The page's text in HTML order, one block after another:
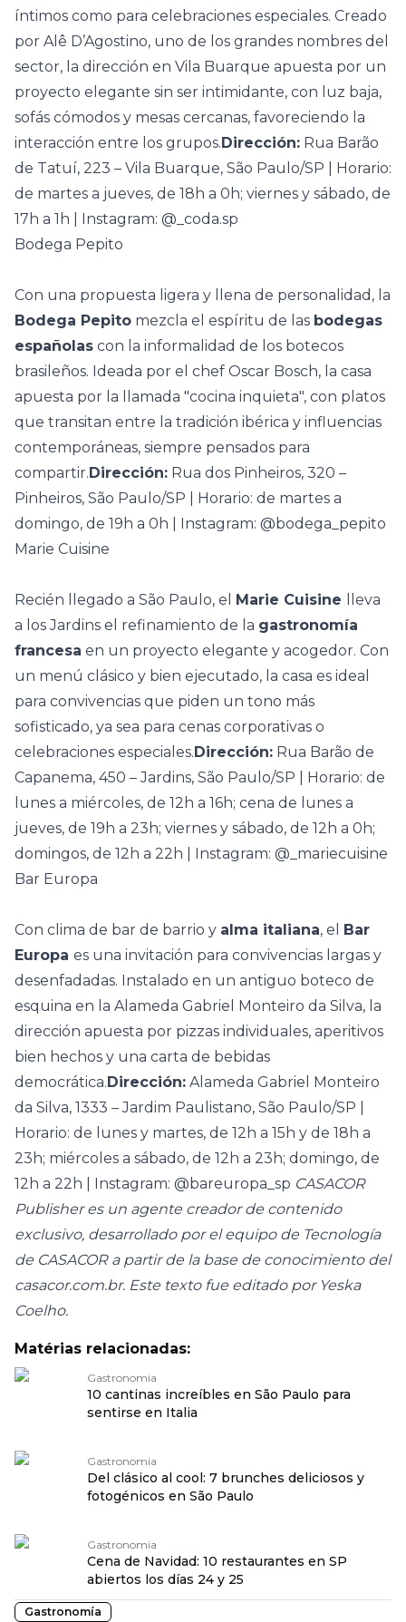
íntimos como para celebraciones especiales. Creado
por Alê D’Agostino, uno de los grandes nombres del
sector, la dirección en Vila Buarque apuesta por un
proyecto elegante sin ser intimidante, con luz baja,
sofás cómodos y mesas cercanas, favoreciendo la
interacción entre los grupos.Dirección: Rua Barão
de Tatuí, 223 – Vila Buarque, São Paulo/SP | Horario:
de martes a jueves, de 18h a 0h; viernes y sábado, de
17h a 1h | Instagram: @_coda.sp
Bodega Pepito
Con una propuesta ligera y llena de personalidad, la
Bodega Pepito mezcla el espíritu de las bodegas
españolas con la informalidad de los botecos
brasileños. Ideada por el chef Oscar Bosch, la casa
apuesta por la llamada "cocina inquieta", con platos
que transitan entre la tradición ibérica y influencias
contemporáneas, siempre pensados para
compartir.Dirección: Rua dos Pinheiros, 320 –
Pinheiros, São Paulo/SP | Horario: de martes a
domingo, de 19h a 0h | Instagram: @bodega_pepito
Marie Cuisine
Recién llegado a São Paulo, el Marie Cuisine
lleva
a los Jardins el refinamiento de la gastronomía
francesa en un proyecto elegante y acogedor. Con
un menú clásico y bien ejecutado, la casa es ideal
para convivencias que piden un tono más
sofisticado, ya sea para cenas corporativas o
celebraciones especiales.Dirección: Rua Barão de
Capanema, 450 – Jardins, São Paulo/SP | Horario: de
lunes a miércoles, de 12h a 16h; cena de lunes a
jueves, de 19h a 23h; viernes y sábado, de 12h a 0h;
domingos, de 12h a 22h | Instagram: @_mariecuisine
Bar Europa
Con clima de bar de barrio y alma italiana, el Bar
Europa es una invitación para convivencias largas y
desenfadadas. Instalado en un antiguo boteco de
esquina en la Alameda Gabriel Monteiro da Silva, la
dirección apuesta por pizzas individuales, aperitivos
bien hechos y una carta de bebidas
democrática.Dirección: Alameda Gabriel Monteiro
da Silva, 1333 – Jardim Paulistano, São Paulo/SP |
Horario: de lunes y martes, de 12h a 15h y de 18h a
23h; miércoles a sábado, de 12h a 23h; domingo, de
12h a 22h | Instagram: @bareuropa_sp CASACOR
Publisher es un agente creador de contenido
exclusivo, desarrollado por el equipo de Tecnología
de CASACOR a partir de la base de conocimiento del
casacor.com.br. Este texto fue editado por Yeska
Coelho.
Matérias relacionadas:
Gastronomia
10 cantinas increíbles en São Paulo para
sentirse en Italia
Gastronomia
Del clásico al cool: 7 brunches deliciosos y
fotogénicos en São Paulo
Gastronomia
Cena de Navidad: 10 restaurantes en SP
abiertos los días 24 y 25
Gastronomía